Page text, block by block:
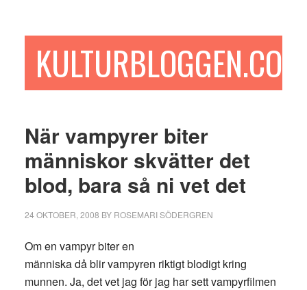
sidofältetKULTURBLOGGEN.COM
När vampyrer biter
människor skvätter det
blod, bara så ni vet det
24 OKTOBER, 2008 BY ROSEMARI SÖDERGREN
Om en vampyr biter en
människadå blir vampyren riktigt blodigt kring
munnen. Ja, det vet jag för jag har sett vampyrfilmen